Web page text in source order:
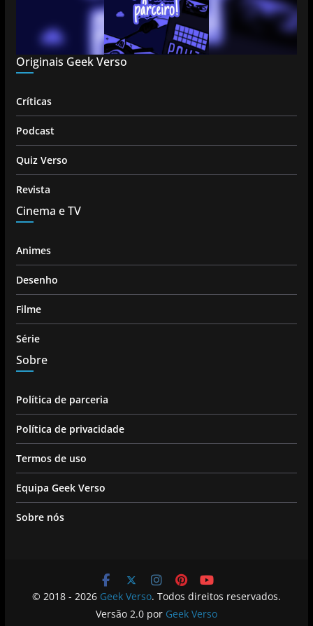
Originais Geek Verso
Críticas
Podcast
Quiz Verso
Revista
Cinema e TV
Animes
Desenho
Filme
Série
Sobre
Política de parceria
Política de privacidade
Termos de uso
Equipa Geek Verso
Sobre nós
© 2018 - 2026 Geek Verso. Todos direitos reservados.
Versão 2.0 por Geek Verso